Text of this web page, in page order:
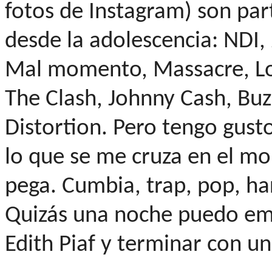
fotos de Instagram) son
desde la adolescencia:
Mal momento, Massacre,
The Clash, Johnny Cash,
Distortion. Pero tengo
lo que se me cruza en el
pega. Cumbia, trap, pop,
Quizás una noche puedo
Edith Piaf y terminar con